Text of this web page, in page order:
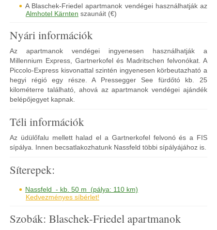
A Blaschek-Friedel apartmanok vendégei használhatják az
Almhotel Kärnten szaunáit (€)
Nyári információk
Az apartmanok vendégei ingyenesen használhatják a
Millennium Express, Gartnerkofel és Madritschen felvonókat. A
Piccolo-Express kisvonattal szintén ingyenesen körbeutazható a
hegyi régió egy része. A Pressegger See fürdőtó kb. 25
kilométerre található, ahová az apartmanok vendégei ajándék
belépőjegyet kapnak.
Téli információk
Az üdülőfalu mellett halad el a Gartnerkofel felvonó és a FIS
sípálya. Innen becsatlakozhatunk Nassfeld többi sípályájához is.
Síterepek:
Nassfeld - kb. 50 m (pálya: 110 km)
Kedvezményes síbérlet!
Szobák: Blaschek-Friedel apartmanok